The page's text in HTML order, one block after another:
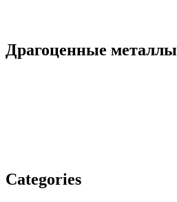
Драгоценные металлы
Categories